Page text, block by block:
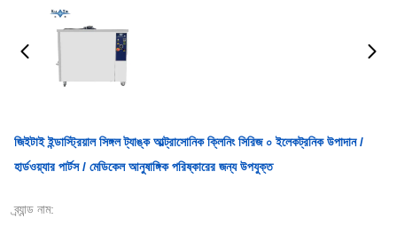
জিইটাই ইন্ডাস্ট্রিয়াল সিঙ্গল ট্যাঙ্ক আল্ট্রাসোনিক ক্লিনিং সিরিজ ০ ইলেকট্রনিক উপাদান /
হার্ডওয়্যার পার্টস / মেডিকেল আনুষাঙ্গিক পরিষ্কারের জন্য উপযুক্ত
ব্র্যান্ড নাম: